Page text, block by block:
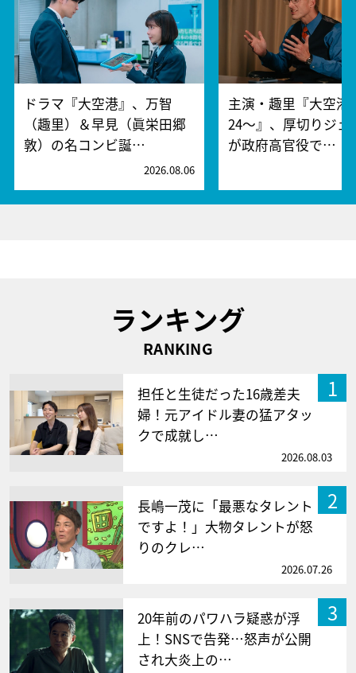
ドラマ『大空港』、万智
（趣里）＆早見（眞栄田郷
敦）の名コンビ誕…
2026.08.06
主演・趣里『大空港
24～』、厚切りジェ
が政府高官役で…
ランキング
RANKING
1
担任と生徒だった16歳差夫
婦！元アイドル妻の猛アタッ
クで成就し…
2026.08.03
2
長嶋一茂に「最悪なタレント
ですよ！」大物タレントが怒
りのクレ…
2026.07.26
3
20年前のパワハラ疑惑が浮
上！SNSで告発…怒声が公開
され大炎上の…